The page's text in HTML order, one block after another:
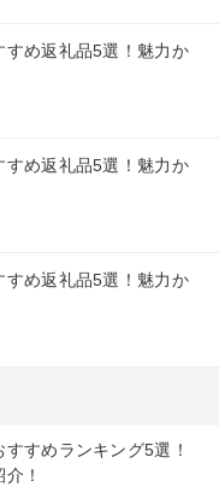
め返礼品5選！魅力か
すめ返礼品5選！魅力か
め返礼品5選！魅力か
すめランキング5選！
！